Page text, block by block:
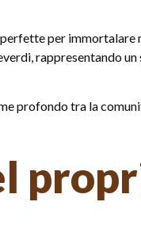
per immortalare
rappresentando
profondo tra la